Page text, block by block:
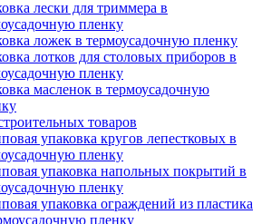
лески для триммера в
пленку
ложек в термоусадочную пленку
лотков для столовых приборов в
пленку
масленок в термоусадочную
товаров
упаковка кругов лепестковых в
пленку
упаковка напольных покрытий в
пленку
упаковка ограждений из пластика
пленку